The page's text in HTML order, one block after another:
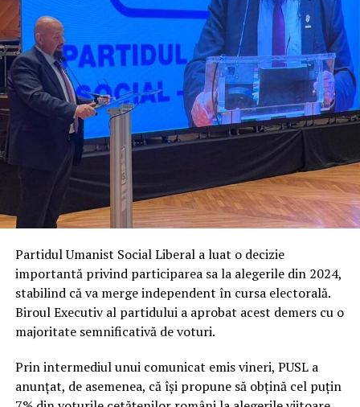
Partidul Umanist Social Liberal a luat o decizie
importantă privind participarea sa la alegerile din 2024,
stabilind că va merge independent în cursa electorală.
Biroul Executiv al partidului a aprobat acest demers cu o
majoritate semnificativă de voturi.
Prin intermediul unui comunicat emis vineri, PUSL a
anunțat, de asemenea, că își propune să obțină cel puțin